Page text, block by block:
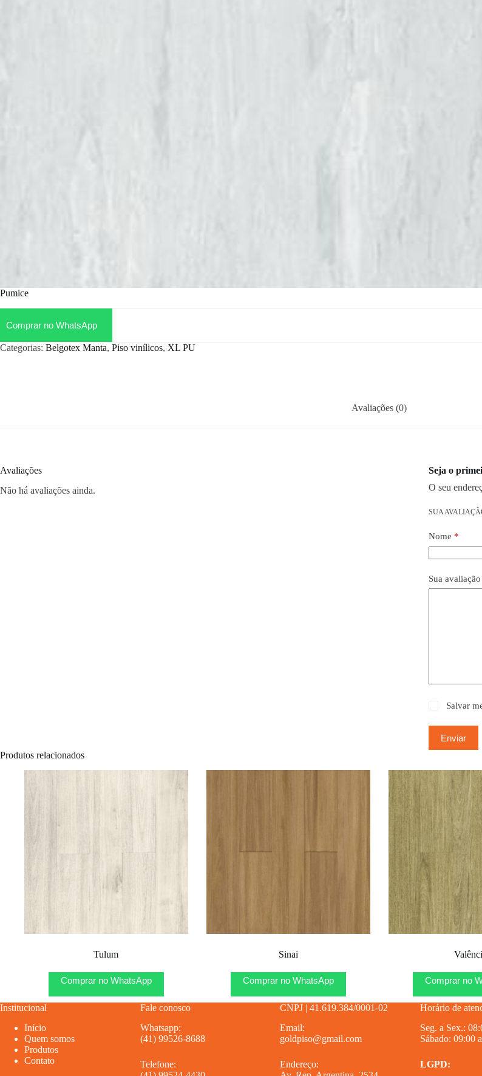
Pumice
Comprar no WhatsApp
Categorias: Belgotex Manta, Piso vinílicos, XL PU
Avaliações (0)
Avaliações
Não há avaliações ainda.
Seja o
O seu
SUA
Nome *
Sua
Salvar
Enviar
Produtos relacionados
Tulum
Comprar no WhatsApp
Sinai
Comprar no WhatsApp Comprar no
Institucional
Início
Quem somos
Produtos
Contato
Fale conosco
Whatsapp:
(41) 99526-8688
Telefone:
CNPJ | 41.619.384/0001-02
Email:
goldpiso@gmail.com
Endereço:
Horário de
Seg. a Sex.:
Sábado: 09:00
LGPD: